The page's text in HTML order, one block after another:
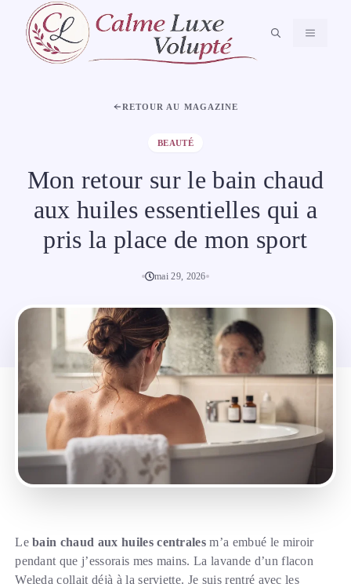
contenu
MENU
RETOUR AU MAGAZINE
BEAUTÉ
Mon retour sur le bain chaud
aux huiles essentielles qui a
pris la place de mon sport
mai 29, 2026
Lebain chaud aux huiles centrales m’a embué le miroir
pendant que j’essorais mes mains. La lavande d’un flacon
Weleda collait déjà à la serviette. Je suis rentré avec les